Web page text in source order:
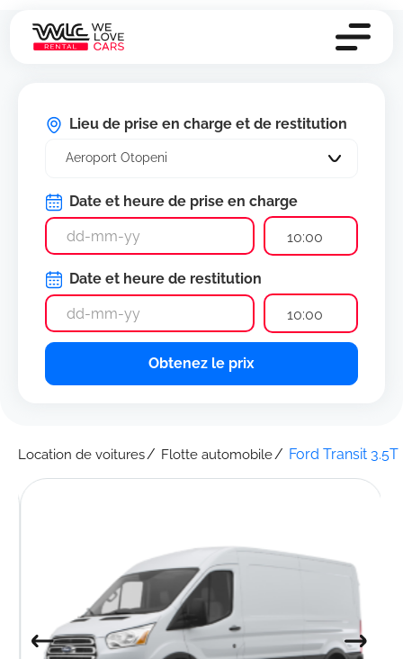
Lieu de prise en charge et de restitution
Aeroport Otopeni
Date et heure de prise en charge
10:00
Date et heure de restitution
10:00
Obtenez le prix
Location de voitures Flotte automobile Ford Transit 3.5T